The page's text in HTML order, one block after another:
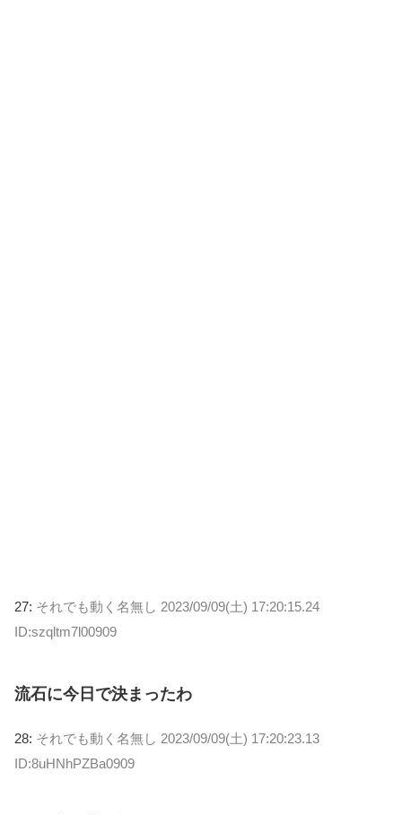
27: それでも動く名無し 2023/09/09(土) 17:20:15.24
ID:szqltm7l00909
流石に今日で決まったわ
28: それでも動く名無し 2023/09/09(土) 17:20:23.13
ID:8uHNhPZBa0909